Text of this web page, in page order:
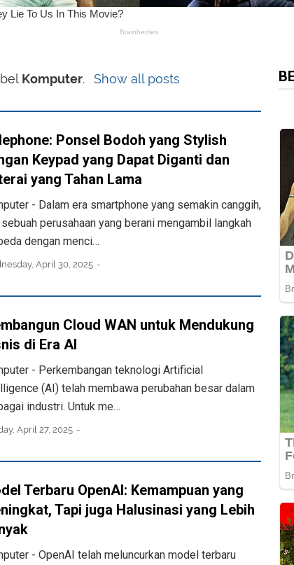
Komputer. Show all posts
Ponsel Bodoh yang Stylish
Keypad yang Dapat Diganti dan
yang Tahan Lama
- Dalam era smartphone yang semakin canggih,
perusahaan yang berani mengambil langkah
dengan menci…
April 30, 2025
Cloud WAN untuk Mendukung
di Era AI
- Perkembangan teknologi Artificial
(AI) telah membawa perubahan besar dalam
industri. Untuk me…
April 27, 2025
Terbaru OpenAI: Kemampuan yang
Tapi juga Halusinasi yang Lebih
- OpenAI telah meluncurkan model terbaru